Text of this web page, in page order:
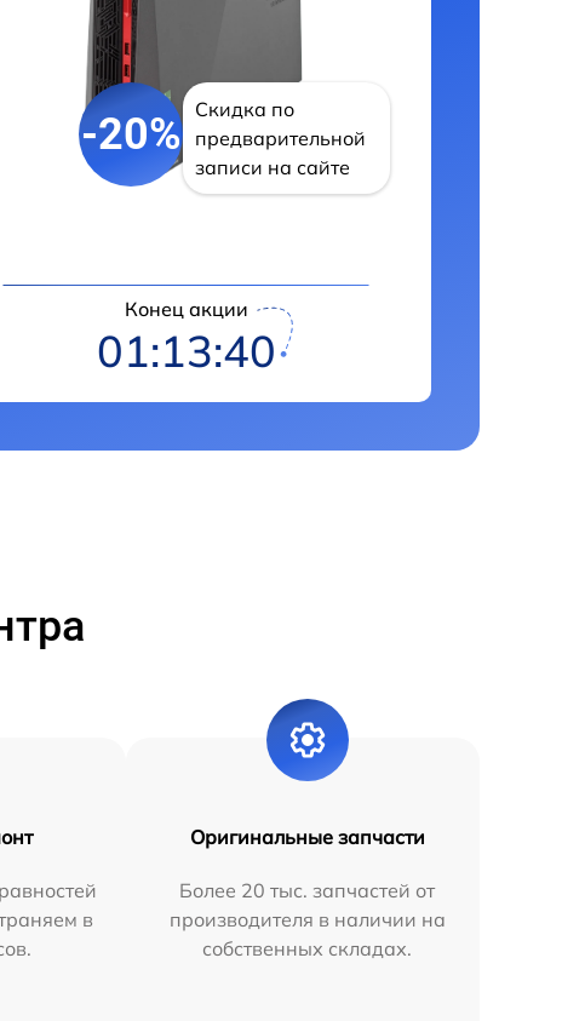
-20%
Скидка по
предварительной
записи на сайте
Конец акции
01:13:39
в
Оригинальные запчасти
Более 20 тыс. запчастей от
производителя в наличии на
собственных складах.